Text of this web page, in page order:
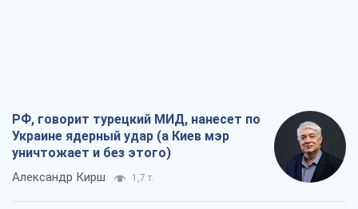
РФ, говорит турецкий МИД, нанесет по
Украине ядерный удар (а Киев мэр
уничтожает и без этого)
Александр Кирш 1,7 т.